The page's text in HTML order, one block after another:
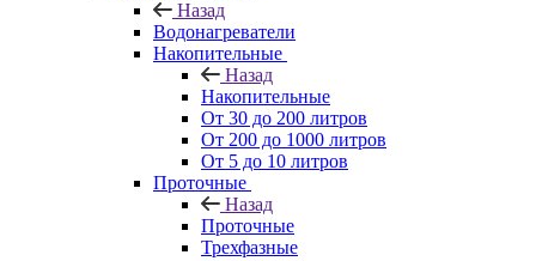
Назад
Водонагреватели
Накопительные
Назад
Накопительные
От 30 до 200 литров
От 200 до 1000 литров
От 5 до 10 литров
Проточные
Назад
Проточные
Трехфазные